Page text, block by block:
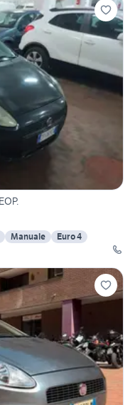
Manuale
Euro 4